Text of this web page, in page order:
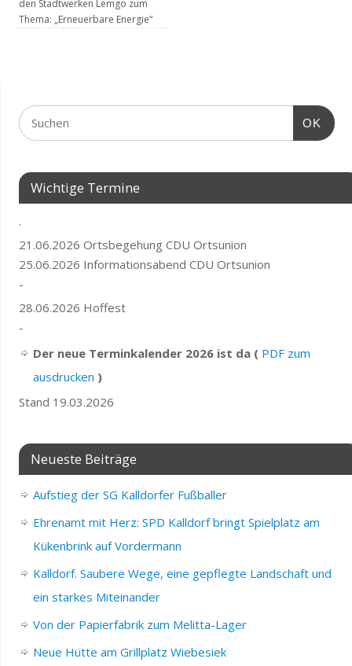
den Stadtwerken Lemgo zum
Thema: „Erneuerbare Energie“
OK
Wichtige Termine
.
21.06.2026 Ortsbegehung CDU Ortsunion
25.06.2026 Informationsabend CDU Ortsunion
-
28.06.2026 Hoffest
-
Der neue Terminkalender 2026 ist da ( PDF zum
ausdrucken )
Stand 19.03.2026
Neueste Beiträge
Aufstieg der SG Kalldorfer Fußballer
Ehrenamt mit Herz: SPD Kalldorf bringt Spielplatz am
Kükenbrink auf Vordermann
Kalldorf. Saubere Wege, eine gepflegte Landschaft und
ein starkes Miteinander
Von der Papierfabrik zum Melitta-Lager
Neue Hütte am Grillplatz Wiebesiek